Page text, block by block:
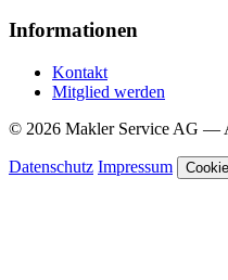
Informationen
Kontakt
Mitglied werden
© 2026 Makler Service AG —
Datenschutz Impressum